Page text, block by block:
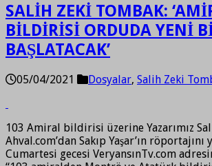
SALİH ZEKİ TOMBAK:
BİLDİRİSİ ORDUDA YENİ
BAŞLATACAK’
05/04/2021 Dosyalar, Salih Zeki
103 Amiral bildirisi üzerine Yazarımız
Ahval.com’dan Sakıp Yaşar’ın röportajını
Cumartesi gecesi VeryansınTv.com